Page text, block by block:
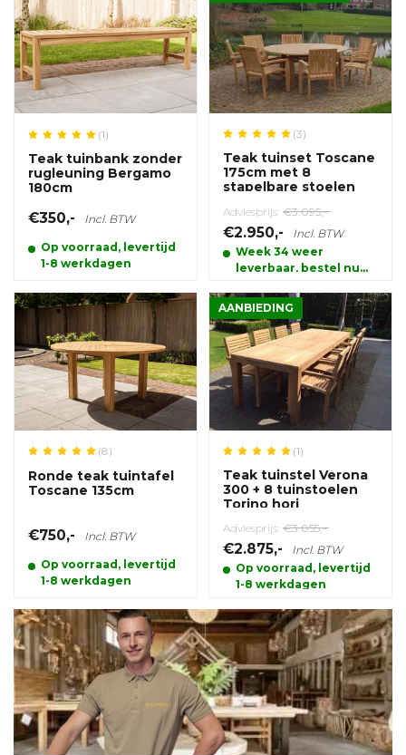
(1)
Teak tuinbank zonder
rugleuning Bergamo
180cm
€350,- Incl. BTW
Op voorraad, levertijd
1-8 werkdagen
(3)
Teak tuinset Toscane
175cm met 8
stapelbare stoelen
Adviesprijs: €3.095,-
€2.950,-
Incl. BTW
Week 34 weer
leverbaar, bestel nu
product.
(8)
Ronde teak tuintafel
Toscane 135cm
€750,- Incl. BTW
Op voorraad, levertijd
1-8 werkdagen
AANBIEDING
(1)
Teak tuinstel Verona
300 + 8 tuinstoelen
Torino hori
Adviesprijs: €3.055,-
€2.875,-
Incl. BTW
Op voorraad, levertijd
1-8 werkdagen